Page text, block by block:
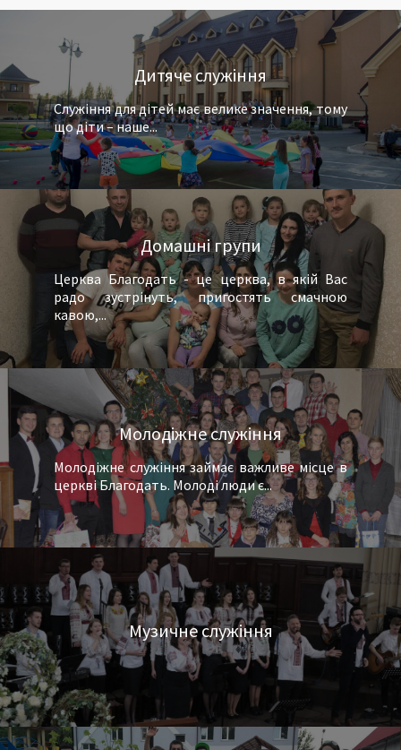
Дитяче служіння
Служіння для дітей має велике значення, тому
що діти – наше...
Домашні групи
Церква Благодать - це церква, в якій Вас
радо зустрінуть, пригостять смачною
кавою,...
Молодіжне служіння
Молодіжне служіння займає важливе місце в
церкві Благодать. Молоді люди є...
Музичне служіння